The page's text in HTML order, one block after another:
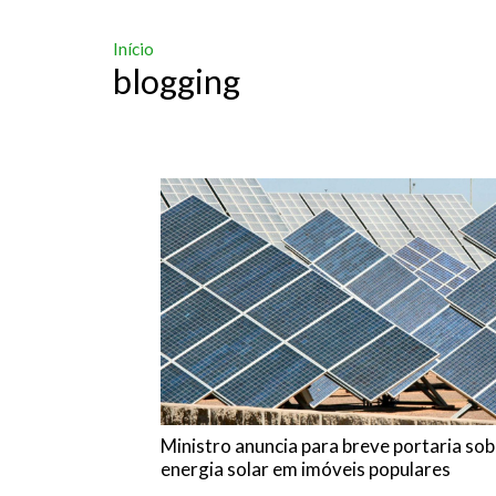
Início
blogging
Ministro anuncia para breve portaria
energia solar em imóveis populares